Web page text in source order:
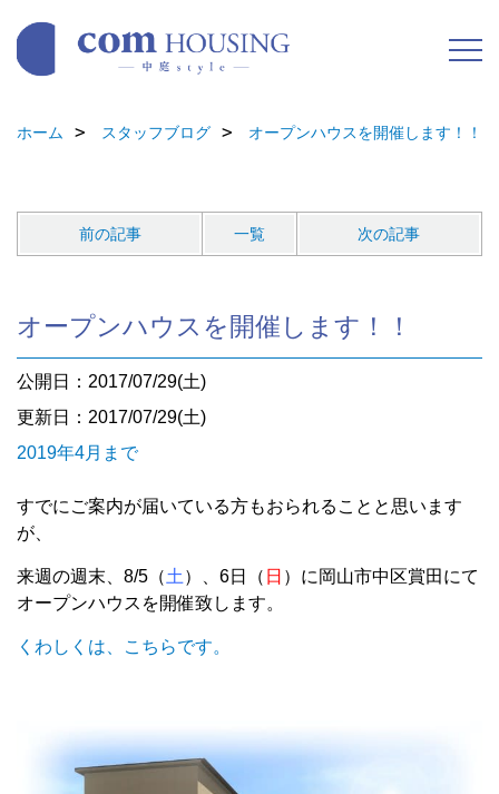
ホーム スタッフブログ オープンハウスを開催します！！
前の記事 一覧 次の記事
オープンハウスを開催します！！
公開日：2017/07/29(土)
更新日：2017/07/29(土)
2019年4月まで
すでにご案内が届いている方もおられることと思います
が、
来週の週末、8/5（土 ）、6日（ 日 ）に岡山市中区賞田にて
オープンハウスを開催致します。
くわしくは、こちらです。